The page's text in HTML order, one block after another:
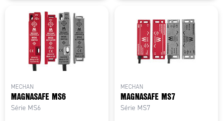
MECHAN
MAGNASAFE MS6
Série MS6
MECHAN
MAGNASAFE MS7
Série MS7